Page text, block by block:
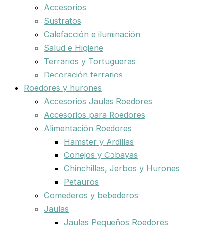
Accesorios
Sustratos
Calefacción e iluminación
Salud e Higiene
Terrarios y Tortugueras
Decoración terrarios
Roedores y hurones
Accesorios Jaulas Roedores
Accesorios para Roedores
Alimentación Roedores
Hamster y Ardillas
Conejos y Cobayas
Chinchillas, Jerbos y Hurones
Petauros
Comederos y bebederos
Jaulas
Jaulas Pequeños Roedores